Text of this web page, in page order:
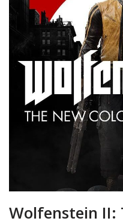
Wolfenstein II: